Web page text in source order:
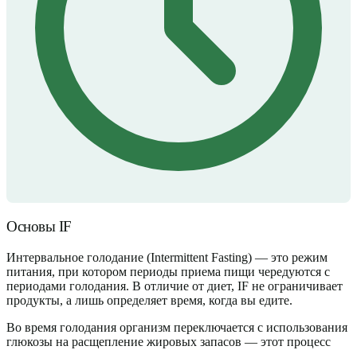
Основы IF
Интервальное голодание (Intermittent Fasting) — это режим
питания, при котором периоды приема пищи чередуются с
периодами голодания. В отличие от диет, IF не ограничивает
продукты, а лишь определяет время, когда вы едите.
Во время голодания организм переключается с использования
глюкозы на расщепление жировых запасов — этот процесс